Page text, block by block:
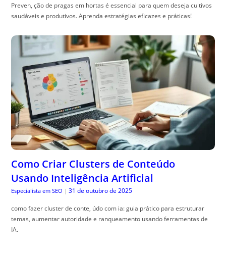
Preven, ção de pragas em hortas é essencial para quem deseja cultivos
saudáveis e produtivos. Aprenda estratégias eficazes e práticas!
Como Criar Clusters de Conteúdo
Usando Inteligência Artificial
Especialista em SEO | 31 de outubro de 2025
como fazer cluster de conte, údo com ia: guia prático para estruturar
temas, aumentar autoridade e ranqueamento usando ferramentas de
IA.